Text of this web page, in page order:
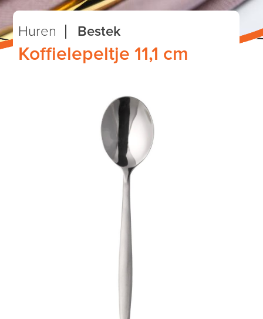
Huren Bestek
Koffielepeltje 11,1 cm